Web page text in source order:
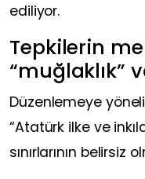
ediliyor.
Tepkilerin
“muğlaklık”
Düzenlemeye
“Atatürk ilke ve
sınırlarının belirsiz